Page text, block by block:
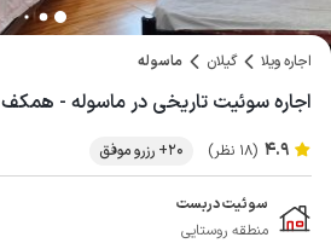
اجاره ویلا گیلان ماسوله
اجاره سوئیت تاریخی در ماسوله - همکف
4.9 (18 نظر) 20+ رزرو موفق
سوئیت دربست
منطقه روستایی